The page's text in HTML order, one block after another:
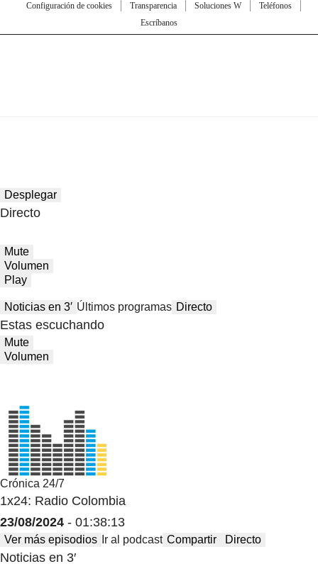
Configuración de cookies
Transparencia Soluciones W
Teléfonos
Escríbanos
Desplegar
Directo
Mute
Volumen
Play
Noticias en 3′ Últimos programas Directo
Estas escuchando
Mute
Volumen
Crónica 24/7
1x24: Radio Colombia
23/08/2024 - 01:38:13
Ver más episodios Ir al podcast Compartir Directo
Noticias en 3′